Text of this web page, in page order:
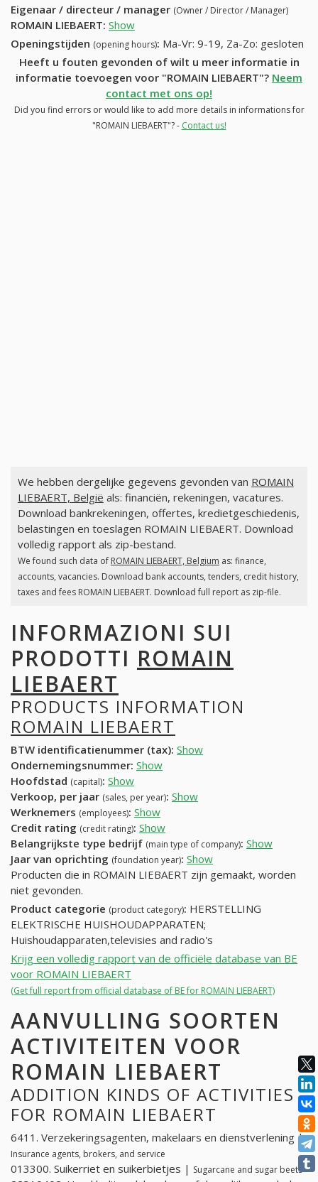
Eigenaar / directeur / manager (Owner / Director / Manager)
ROMAIN LIEBAERT: Show
Openingstijden (opening hours): Ma-Vr: 9-19, Za-Zo: gesloten
Heeft u fouten gevonden of wilt u meer informatie in
informatie toevoegen voor "ROMAIN LIEBAERT"? Neem
contact met ons op!
Did you find errors or would like to add more details in informations for
"ROMAIN LIEBAERT"? - Contact us!
We hebben dergelijke gegevens gevonden van ROMAIN
LIEBAERT, België als: financiën, rekeningen, vacatures.
Download bankrekeningen, offertes, kredietgeschiedenis,
belastingen en toeslagen ROMAIN LIEBAERT. Download
volledig rapport als zip-bestand.
We found such data of ROMAIN LIEBAERT, Belgium as: finance,
accounts, vacancies. Download bank accounts, tenders, credit history,
taxes and fees ROMAIN LIEBAERT. Download full report as zip-file.
INFORMAZIONI SUI
PRODOTTI ROMAIN
LIEBAERT
PRODUCTS INFORMATION
ROMAIN LIEBAERT
BTW identificatienummer (tax): Show
Ondernemingsnummer: Show
Hoofdstad (capital): Show
Verkoop, per jaar (sales, per year): Show
Werknemers (employees): Show
Credit rating (credit rating): Show
Belangrijkste type bedrijf (main type of company): Show
Jaar van oprichting (foundation year): Show
Producten die in ROMAIN LIEBAERT zijn gemaakt, worden
niet gevonden.
Product categorie (product category): HERSTELLING
ELEKTRISCHE HUISHOUDAPPARATEN;
Huishoudapparaten,televisies and radio's
Krijg een volledig rapport van de officiële database van BE
voor ROMAIN LIEBAERT
(Get full report from official database of BE for ROMAIN LIEBAERT)
AANVULLING SOORTEN
ACTIVITEITEN VOOR
ROMAIN LIEBAERT
ADDITION KINDS OF ACTIVITIES
FOR ROMAIN LIEBAERT
6411. Verzekeringsagenten, makelaars en dienstverlening |
Insurance agents, brokers, and service
013300. Suikerriet en suikerbietjes | Sugarcane and sugar beets